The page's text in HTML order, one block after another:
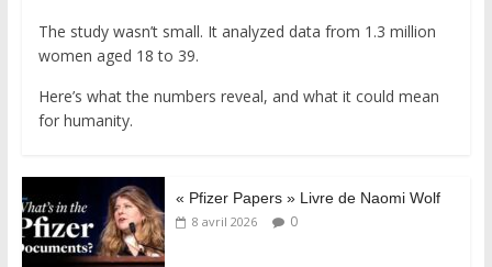
The study wasn’t small. It analyzed data from 1.3 million
women aged 18 to 39.
Here’s what the numbers reveal, and what it could mean
for humanity.
« Pfizer Papers » Livre de Naomi Wolf
8 avril 2026 0